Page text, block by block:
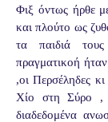
Φιξ όντως ήρθε
και πλούτο ως
τα παιδιά
πραγματικοή
,οι Περσέληδες
Χίο στη Σύρο ,
διαδεδομένα